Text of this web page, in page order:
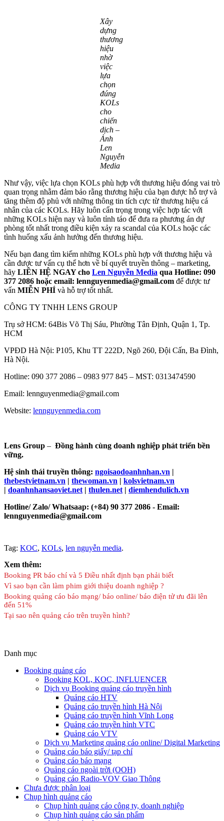
Xây
dựng
thương
hiệu
nhờ
việc
lựa
chọn
đúng
KOLs
cho
chiến
dịch –
Ảnh
Len
Nguyễn
Media
Như vậy, việc lựa chọn KOLs phù hợp với thương hiệu đóng vai trò
quan trọng nhằm đảm bảo rằng thương hiệu của bạn được hỗ trợ và
tăng thêm độ phủ với những thông tin tích cực từ thương hiệu cá
nhân của các KOLs. Hãy luôn cẩn trọng trong việc hợp tác với
những KOLs hiện nay và luôn tỉnh táo để đưa ra phương án dự
phòng tốt nhất trong điều kiện xảy ra scandal của KOLs hoặc các
tình huống xấu ảnh hưởng đến thương hiệu.
Nếu bạn đang tìm kiếm những KOLs phù hợp với thương hiệu và
cần được tư vấn cụ thể hơn về bí quyết truyền thông – marketing,
hãy LIÊN HỆ NGAY cho Len Nguyễn Media qua Hotline: 090
377 2086 hoặc email: lennguyenmedia@gmail.com để được tư
vấn MIỄN PHÍ và hỗ trợ tốt nhất.
CÔNG TY TNHH LENS GROUP
Trụ sở HCM: 64Bis Võ Thị Sáu, Phường Tân Định, Quận 1, Tp.
HCM
VPĐD Hà Nội: P105, Khu TT 222D, Ngõ 260, Đội Cấn, Ba Đình,
Hà Nội.
Hotline: 090 377 2086 – 0983 977 845 – MST: 0313474590
Email: lennguyenmedia@gmail.com
Website: lennguyenmedia.com
Lens Group – Đồng hành cùng doanh nghiệp phát triển bền
vững.
Hệ sinh thái truyền thông: ngoisaodoanhnhan.vn |
thebestvietnam.vn | thewoman.vn | kolsvietnam.vn
| doanhnhansaoviet.net | thulen.net | diemhendulich.vn
Hotline/ Zalo/ Whatsaap: (+84) 90 377 2086 - Email:
lennguyenmedia@gmail.com
Tag: KOC, KOLs, len nguyễn media.
Xem thêm:
Booking PR báo chí và 5 Điều nhất định bạn phải biết
Vì sao bạn cần làm phim giới thiệu doanh nghiệp ?
Booking quảng cáo báo mạng/ báo online/ báo điện tử ưu đãi lên
đến 51%
Tại sao nên quảng cáo trên truyền hình?
Danh mục
Booking quảng cáo
Booking KOL, KOC, INFLUENCER
Dịch vụ Booking quảng cáo truyền hình
Quảng cáo HTV
Quảng cáo truyền hình Hà Nội
Quảng cáo truyền hình Vĩnh Long
Quảng cáo truyền hình VTC
Quảng cáo VTV
Dịch vụ Marketing quảng cáo online/ Digital Marketing
Quảng cáo báo giấy/ tạp chí
Quảng cáo báo mạng
Quảng cáo ngoài trời (OOH)
Quảng cáo Radio-VOV Giao Thông
Chưa được phân loại
Chụp hình quảng cáo
Chụp hình quảng cáo công ty, doanh nghiệp
Chụp hình quảng cáo sản phẩm